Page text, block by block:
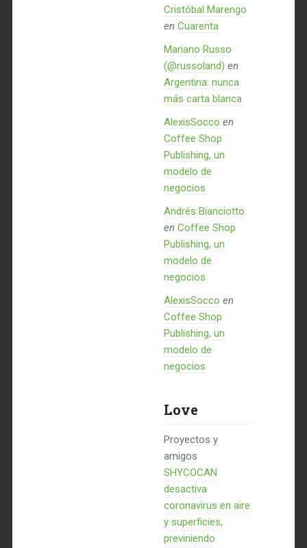
Cristóbal Marengo
en Cuarenta
Mariano Russo
(@russoland) en
Argentina: nunca
más carta blanca
AlexisSocco en
Coffee Shop
Publishing, un
modelo de
negocios
Andrés Bianciotto
en Coffee Shop
Publishing, un
modelo de
negocios
AlexisSocco en
Coffee Shop
Publishing, un
modelo de
negocios
Love
Proyectos y
amigos
SHYCOCAN
desactiva
coronavirus en aire
y superficies,
previniendo